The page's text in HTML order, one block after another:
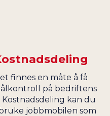
finnes en måte å få
på bedriftens
kan du
jobbmobilen som